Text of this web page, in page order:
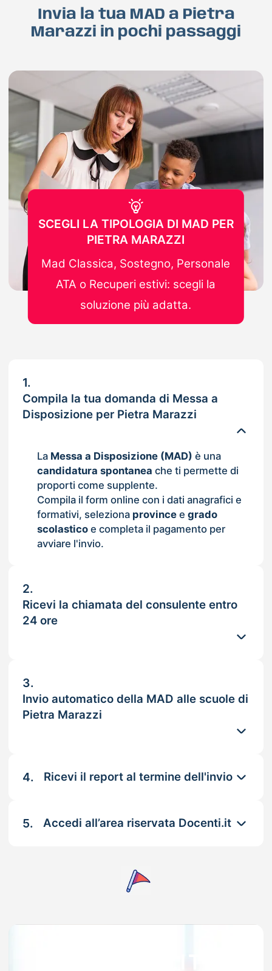
Invia la tua MAD a Pietra
Marazzi in pochi passaggi
1.
Compila la tua domanda di Messa a
Disposizione per Pietra Marazzi
La Messa a Disposizione (MAD) è una
candidatura spontanea che ti permette di
proporti come supplente.
Compila il form online con i dati anagrafici e
formativi, seleziona provincee grado
scolasticoe completa il pagamento per
avviare l'invio.
2.
Ricevi la chiamata del consulente entro
24 ore
3.
Invio automatico della MAD alle scuole di
Pietra Marazzi
4. Ricevi il report al termine dell'invio
5. Accedi all’area riservata Docenti.it
SCEGLI LA TIPOLOGIA DI MAD PER
PIETRA MARAZZI
Mad Classica, Sostegno, Personale
ATA o Recuperi estivi: scegli la
soluzione più adatta.